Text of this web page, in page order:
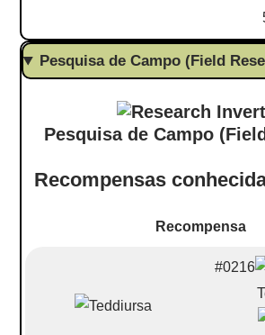
Pesquisa de Campo (Field
Pesquisa de Campo
Recompensas
Recompensa
#0216